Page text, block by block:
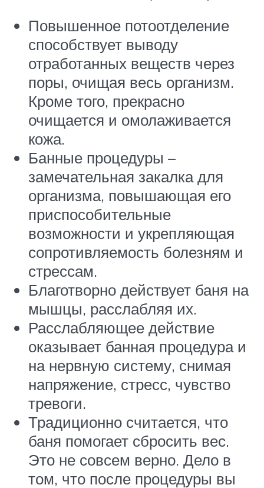
Повышенное потоотделение
способствует выводу
отработанных веществ через
поры, очищая весь организм.
Кроме того, прекрасно
очищается и омолаживается
кожа.
Банные процедуры –
замечательная закалка для
организма, повышающая его
приспособительные
возможности и укрепляющая
сопротивляемость болезням и
стрессам.
Благотворно действует баня на
мышцы, расслабляя их.
Расслабляющее действие
оказывает банная процедура и
на нервную систему, снимая
напряжение, стресс, чувство
тревоги.
Традиционно считается, что
баня помогает сбросить вес.
Это не совсем верно. Дело в
том, что после процедуры вы